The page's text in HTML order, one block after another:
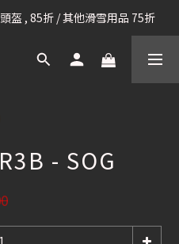
[免運費] (大型貨品除外)
盔 , 85折 / 其他滑雪用品 75折
。（請查看運送政策）
- SOG